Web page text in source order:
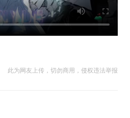
此为网友上传，切勿商用，侵权违法举报